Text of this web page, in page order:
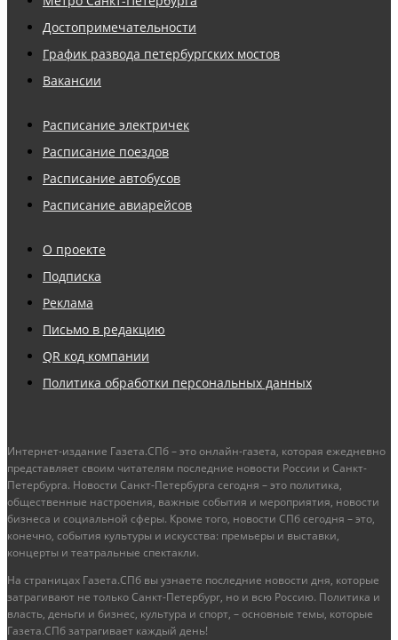
Достопримечательности
График развода петербургских мостов
Вакансии
Расписание электричек
Расписание поездов
Расписание автобусов
Расписание авиарейсов
О проекте
Подписка
Реклама
Письмо в редакцию
QR код компании
Политика обработки персональных данных
Интернет-издание Газета.СПб – это онлайн-газета, которая ежедневно
представляет своим читателям последние новости России и Санкт-
Петербурга. Новости Санкт-Петербурга сегодня – это политика,
общественные настроения, важные события и мероприятия, новости
бизнеса и социальной сферы. Кроме того, новости СПб сегодня – это,
конечно, события культуры и искусства: премьеры и выставки,
концерты и театральные спектакли.
На страницах Газета.СПб вы узнаете последние новости дня, которые
затрагивают не только Санкт-Петербург, но и всю Россию. Политика и
власть, деньги и бизнес, культура и спорт, – основные темы, которые
Газета.СПб затрагивает каждый день!